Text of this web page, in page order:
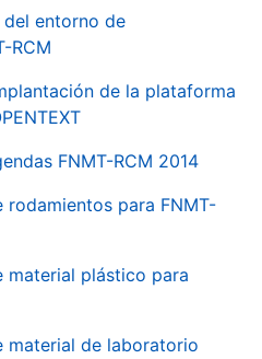
entorno de
RCM
de la plataforma
FNMT-RCM 2014
rodamientos para FNMT-
material plástico para
material de laboratorio